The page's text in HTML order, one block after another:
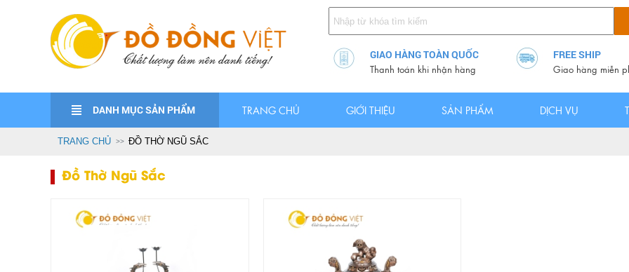
GIAO HÀNG TOÀN QUỐC
Thanh toán khi nhận hàng
FREE SHIP
Giao hàng miễn
DANH MỤC SẢN PHẨM TRANG CHỦ GIỚI THIỆU SẢN PHẨM DỊCH VỤ
TRANG CHỦ ĐỒ THỜ NGŨ SẮC
Đồ Thờ Ngũ Sắc